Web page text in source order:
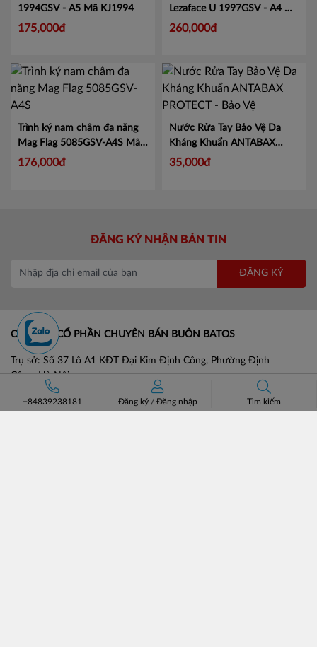
1994GSV - A5 Mã KJ1994
175,000đ
Lezaface U 1997GSV - A4 Mã
KJ1997
260,000đ
Trình ký nam châm đa năng
Mag Flag 5085GSV-A4S Mã
KJ5085
176,000đ
Nước Rửa Tay Bảo Vệ Da
Kháng Khuẩn ANTABAX
PROTECT - Bảo Vệ
35,000đ
ĐĂNG KÝ NHẬN BẢN TIN
ĐĂNG KÝ
CÔNG TY CỔ PHẦN CHUYÊN BÁN BUÔN BATOS
Trụ sở: Số 37 Lô A1 KĐT Đại Kim Định Công, Phường Định
Công, Hà Nội.
Số điện thoại: +84 (24)3685 8811- 3565 8181
+84839238181 Đăng ký /Đăng nhập Tìm kiếm